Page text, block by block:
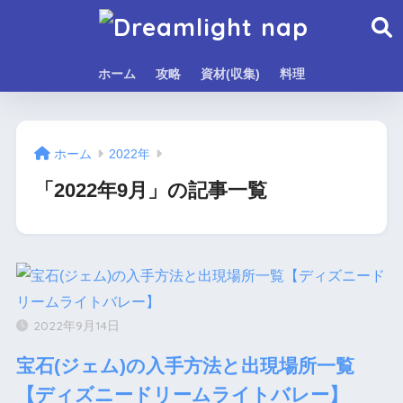
ホーム 攻略 資材(収集) 料理
ホーム 2022年
「2022年9月」の記事一覧
2022年9月14日
宝石(ジェム)の入手方法と出現場所一覧
【ディズニードリームライトバレー】